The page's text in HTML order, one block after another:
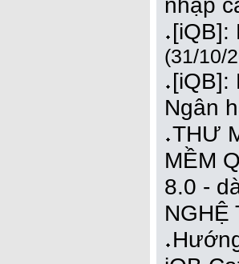
[iQB]:
(31/10/
[iQB]:
Ngân
THƯ
MỀM
8.0 -
NGHỆ